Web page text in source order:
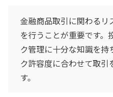
金融商品取引に関わるリ
を行うことが重要です。
ク管理に十分な知識を
ク許容度に合わせて取
す。